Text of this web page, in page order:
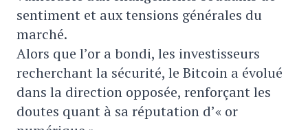
sentiment et aux tensions générales du
marché.
Alors que l’or a bondi, les investisseurs
recherchant la sécurité, le Bitcoin a évolué
dans la direction opposée, renforçant les
doutes quant à sa réputation d’« or